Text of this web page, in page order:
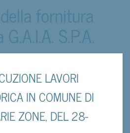
fornitura
S.P.A.
LAVORI
IN COMUNE DI
ZONE, DEL 28-